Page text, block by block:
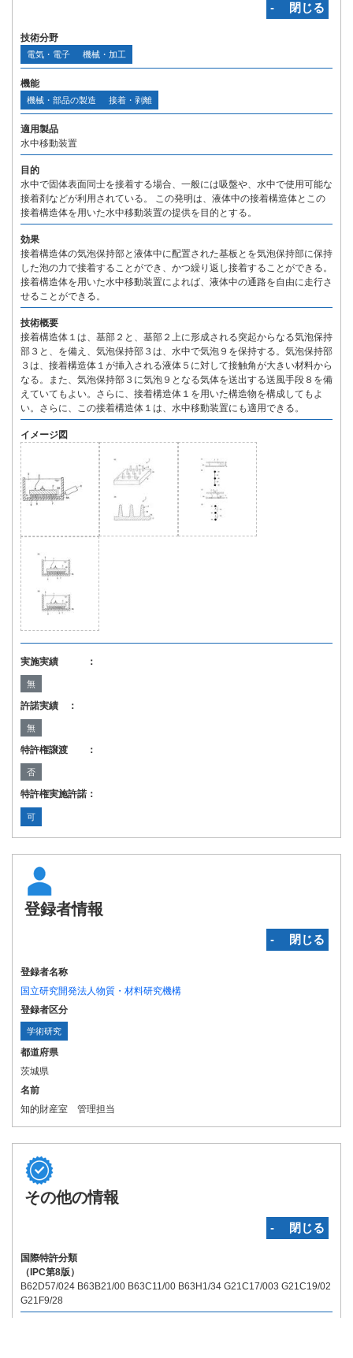
‐ 閉じる
技術分野
電気・電子 機械・加工
機能
機械・部品の製造 接着・剥離
適用製品
水中移動装置
目的
水中で固体表面同士を接着する場合、一般には吸盤や、水中で使用可能な
接着剤などが利用されている。 この発明は、液体中の接着構造体とこの
接着構造体を用いた水中移動装置の提供を目的とする。
効果
接着構造体の気泡保持部と液体中に配置された基板とを気泡保持部に保持
した泡の力で接着することができ、かつ繰り返し接着することができる。
接着構造体を用いた水中移動装置によれば、液体中の通路を自由に走行さ
せることができる。
技術概要
接着構造体１は、基部２と、基部２上に形成される突起からなる気泡保持
部３と、を備え、気泡保持部３は、水中で気泡９を保持する。気泡保持部
３は、接着構造体１が挿入される液体５に対して接触角が大きい材料から
なる。また、気泡保持部３に気泡９となる気体を送出する送風手段８を備
えていてもよい。さらに、接着構造体１を用いた構造物を構成してもよ
い。さらに、この接着構造体１は、水中移動装置にも適用できる。
イメージ図
実施実績 ：
無
許諾実績 ：
無
特許権譲渡 ：
否
特許権実施許諾：
可
登録者情報
‐ 閉じる
登録者名称
国立研究開発法人物質・材料研究機構
登録者区分
学術研究
都道府県
茨城県
名前
知的財産室 管理担当
その他の情報
‐ 閉じる
国際特許分類
（IPC第8版）
B62D57/024 B63B21/00 B63C11/00 B63H1/34 G21C17/003 G21C19/02
G21F9/28